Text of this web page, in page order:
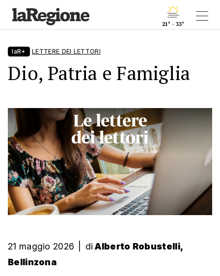
21° - 33°
laR+ LETTERE DEI LETTORI
Dio, Patria e Famiglia
21 maggio 2026 di Alberto Robustelli,
Bellinzona